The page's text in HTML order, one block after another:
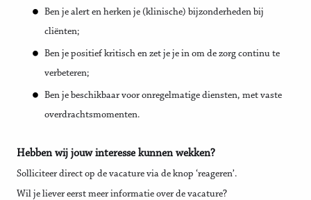
Ben je alert en herken je (klinische) bijzonderheden bij
cliënten;
Ben je positief kritisch en zet je je in om de zorg continu te
verbeteren;
Ben je beschikbaar voor onregelmatige diensten, met vaste
overdrachtsmomenten.
Hebben wij jouw interesse kunnen wekken?
Solliciteer direct op de vacature via de knop ‘reageren’.
Wil je liever eerst meer informatie over de vacature?